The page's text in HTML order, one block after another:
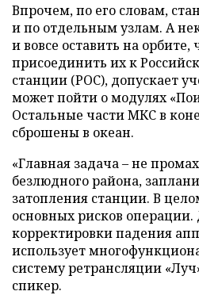
Впрочем, по его словам,
и по отдельным узлам. А
и вовсе оставить на
присоединить их к
станции (РОС), допускает
может пойти о модулях
Остальные части МКС в
сброшены в океан.
«Главная задача – не
безлюдного района,
затопления станции. В
основных рисков операции.
корректировки падения
использует
систему ретрансляции
спикер.